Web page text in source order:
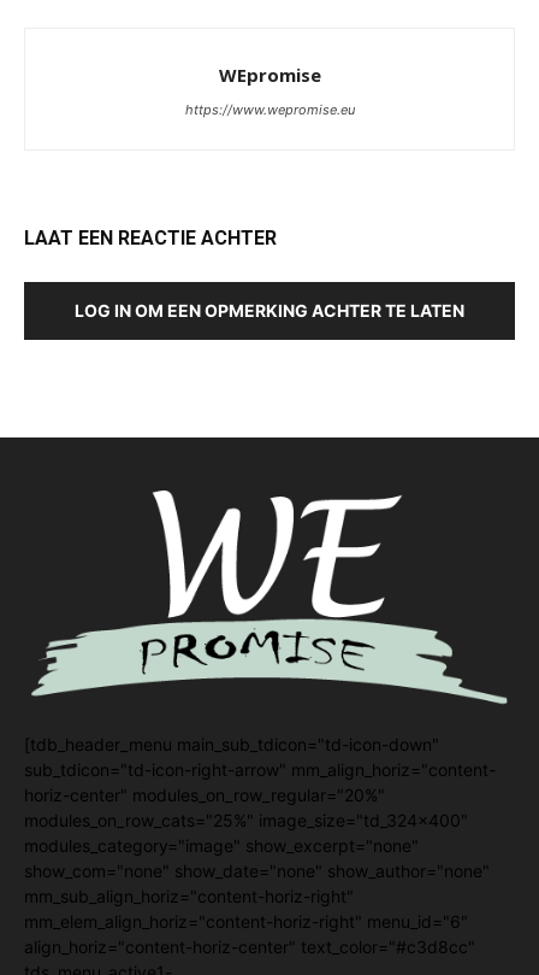
WEpromise
https://www.wepromise.eu
LAAT EEN REACTIE ACHTER
LOG IN OM EEN OPMERKING ACHTER TE LATEN
[tdb_header_menu main_sub_tdicon="td-icon-down"
sub_tdicon="td-icon-right-arrow" mm_align_horiz="content-
horiz-center" modules_on_row_regular="20%"
modules_on_row_cats="25%" image_size="td_324x400"
modules_category="image" show_excerpt="none"
show_com="none" show_date="none" show_author="none"
mm_sub_align_horiz="content-horiz-right"
mm_elem_align_horiz="content-horiz-right" menu_id="6"
align_horiz="content-horiz-center" text_color="#c3d8cc"